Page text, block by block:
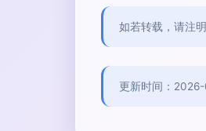
如若转载，请注
更新时间：